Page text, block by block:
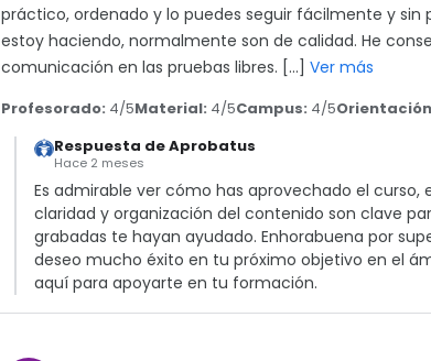
práctico, ordenado y lo puedes seguir fácilmente y sin
estoy haciendo, normalmente son de calidad. He
comunicación en las pruebas libres. […] Ver más
Profesorado: 4/5Material: 4/5Campus: 4/5
Respuesta de Aprobatus
Hace 2 meses
Es admirable ver cómo has aprovechado el
claridad y organización del contenido son clave
grabadas te hayan ayudado. Enhorabuena por
deseo mucho éxito en tu próximo objetivo en el
aquí para apoyarte en tu formación.